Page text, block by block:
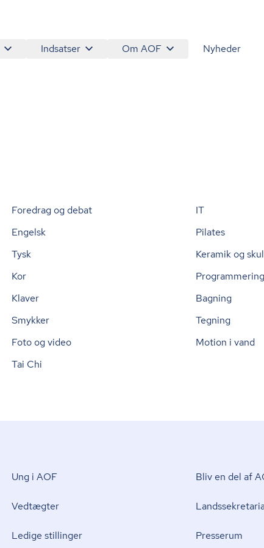
Indsatser Om AOF Nyheder
Foredrag og debat
IT
Engelsk
Pilates
Tysk
Keramik og
Kor
Programmering
Klaver
Bagning
Smykker
Tegning
Foto og video
Motion i vand
Tai Chi
Ung i AOF
Vedtægter
Ledige stillinger
Bliv en del af
Presserum